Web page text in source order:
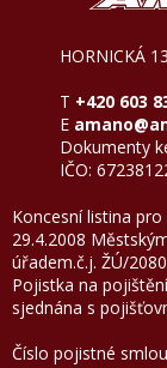
HORNICKÁ
T +420 603
E
Dokumenty
IČO:
Koncesní listina
29.4.2008
úřadem.č.j. ŽÚ/
Pojistka na
sjednána s
Číslo pojistné